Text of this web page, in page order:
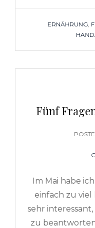
TAGS
ERNÄHRUNG
Fünf
Im Mai habe
einfach zu viel
sehr
zu